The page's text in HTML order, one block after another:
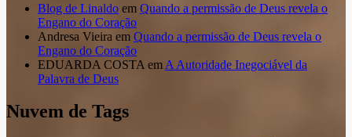
Blog de Linaldo em Quando a permissão de Deus revela o
Engano do Coração
Andresa Vieira em Quando a permissão de Deus revela o
Engano do Coração
EDUARDA COSTA em A Autoridade Inegociável da
Palavra de Deus
Nuvem de Tags